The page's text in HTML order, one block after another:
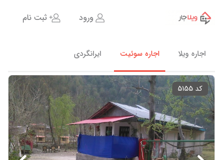
اجاره ویلا اجاره سوئیت ایرانگردی
ورود ثبت نام
کد 5155